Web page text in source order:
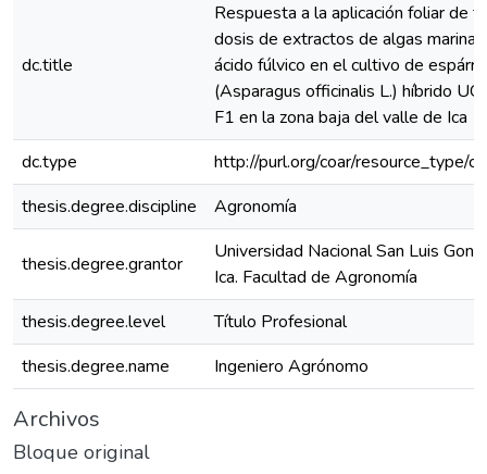
dc.title
Respuesta a la aplicación foliar de
dosis de extractos de algas
ácido fúlvico en el cultivo de
(Asparagus officinalis L.) híbrido
F1 en la zona baja del valle de Ica
dc.type
http://purl.org/coar/resource_type/
thesis.degree.discipline
Agronomía
thesis.degree.grantor
Universidad Nacional San Luis
Ica. Facultad de Agronomía
thesis.degree.level
Título Profesional
thesis.degree.name
Ingeniero Agrónomo
Archivos
Bloque original